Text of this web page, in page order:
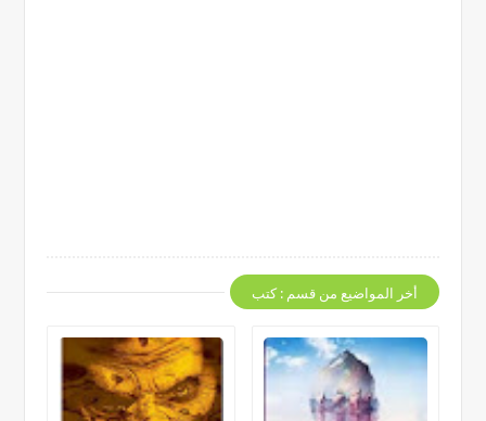
أخر المواضيع من قسم : كتب